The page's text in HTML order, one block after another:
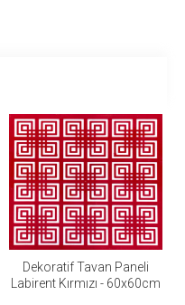
Dekoratif Tavan Paneli
Labirent Kırmızı - 60x60cm